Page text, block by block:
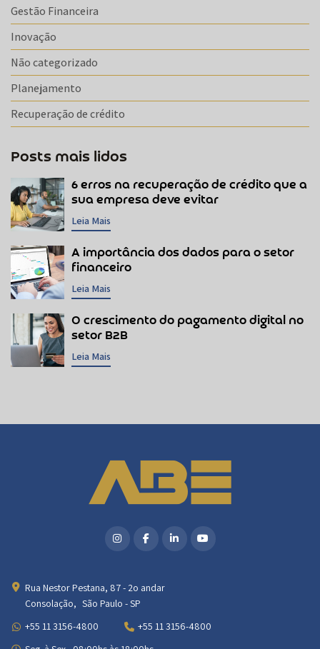
Gestão Financeira
Inovação
Não categorizado
Planejamento
Recuperação de crédito
Posts mais lidos
6 erros na recuperação de crédito que a
sua empresa deve evitar
Leia Mais
A importância dos dados para o setor
financeiro
Leia Mais
O crescimento do pagamento digital no
setor B2B
Leia Mais
Rua Nestor Pestana, 87 - 2o andar
Consolação, São Paulo - SP
+55 11 3156-4800
+55 11 3156-4800